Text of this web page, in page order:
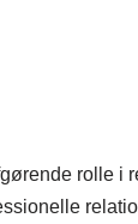
rolle i